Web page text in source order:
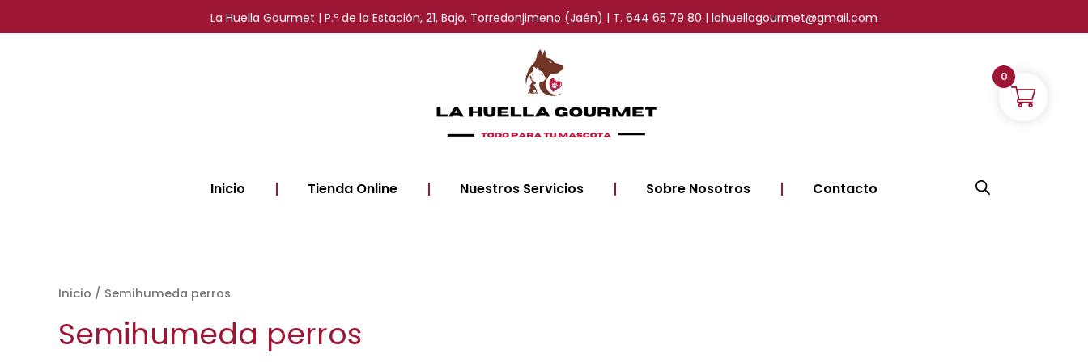
al
La Huella Gourmet | P.º de la Estación, 21, Bajo, Torredonjimeno (Jaén) | T. 644 65 79 80 | lahuellagourmet@gmail.com
Inicio Tienda Online Nuestros Servicios Sobre Nosotros Contacto
Inicio / Semihumeda perros
Semihumeda perros
0